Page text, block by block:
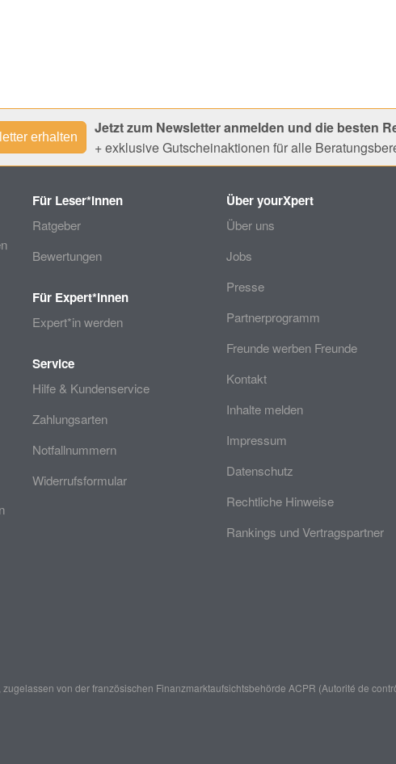
Jetzt zum Newsletter anmelden und die besten
+ exklusive Gutscheinaktionen für alle
Für Leser*innen
Ratgeber
Bewertungen
Für Expert*innen
Expert*in werden
Service
Hilfe & Kundenservice
Zahlungsarten
Notfallnummern
Widerrufsformular
Über yourXpert
Über uns
Jobs
Presse
Partnerprogramm
Freunde werben Freunde
Kontakt
Inhalte melden
Impressum
Datenschutz
Rechtliche Hinweise
Rankings und Vertragspartner
von der französischen Finanzmarktaufsichtsbehörde ACPR (Autorité de